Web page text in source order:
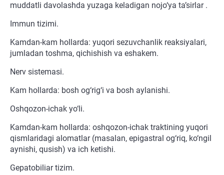
muddatli davolashda yuzaga keladigan nojo‘ya ta’sirlar .
Immun tizimi.
Kamdan-kam hollarda: yuqori sezuvchanlik reaksiyalari,
jumladan toshma, qichishish va eshakem.
Nerv sistemasi.
Kam hollarda: bosh og‘rig‘i va bosh aylanishi.
Oshqozon-ichak yo‘li.
Kamdan-kam hollarda: oshqozon-ichak traktining yuqori
qismlaridagi alomatlar (masalan, epigastral og‘riq, ko‘ngil
aynishi, qusish) va ich ketishi.
Gepatobiliar tizim.